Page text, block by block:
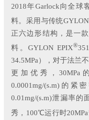
2018年Garlock向全球
料。采用与传统GYLON
正六边形结构，是一
料。GYLON EPIX®
34.5MPa），对于法兰
更加优秀，
0.0001mg/(s.m)的
0.01mg/(s.m)泄漏率的
秀，100℃运行时